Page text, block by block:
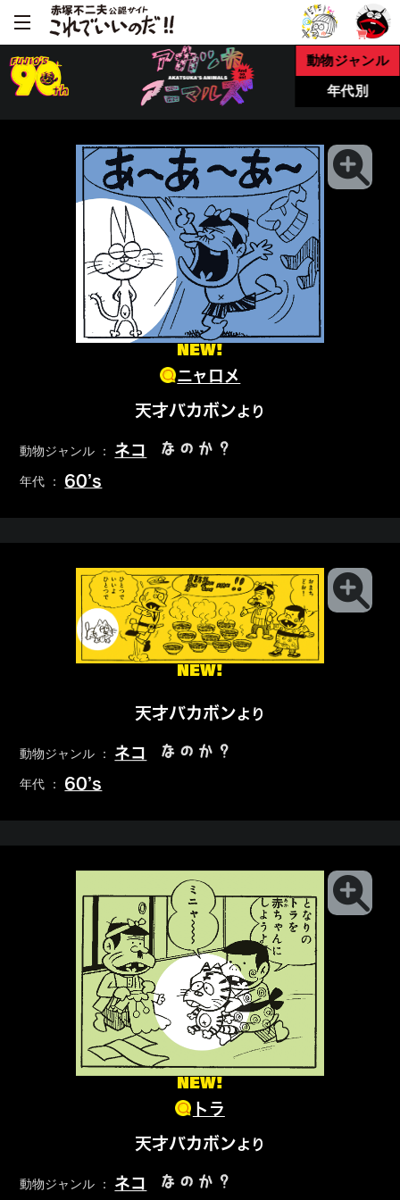
動物ジャンル
年代別
NEW!
ニャロメ
天才バカボンより
動物ジャンル ： ネコ なのか？
年代 ： 60’s
NEW!
天才バカボンより
動物ジャンル ： ネコ なのか？
年代 ： 60’s
NEW!
トラ
天才バカボンより
動物ジャンル ： ネコ なのか？